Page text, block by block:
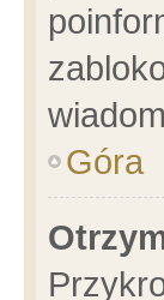
Góra